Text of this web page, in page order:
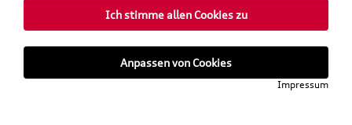
Ich stimme allen Cookies zu
Anpassen von Cookies
Impressum